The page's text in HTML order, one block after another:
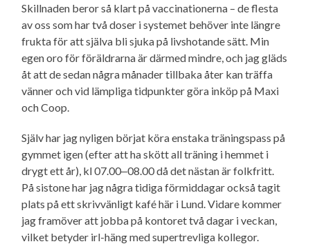
Skillnaden beror så klart på vaccinationerna – de flesta
av oss som har två doser i systemet behöver inte längre
frukta för att själva bli sjuka på livshotande sätt. Min
egen oro för föräldrarna är därmed mindre, och jag gläds
åt att de sedan några månader tillbaka åter kan träffa
vänner och vid lämpliga tidpunkter göra inköp på Maxi
och Coop.
Själv har jag nyligen börjat köra enstaka träningspass på
gymmet igen (efter att ha skött all träning i hemmet i
drygt ett år), kl 07.00‒08.00 då det nästan är folkfritt.
På sistone har jag några tidiga förmiddagar också tagit
plats på ett skrivvänligt kafé här i Lund. Vidare kommer
jag framöver att jobba på kontoret två dagar i veckan,
vilket betyder irl-häng med supertrevliga kollegor.